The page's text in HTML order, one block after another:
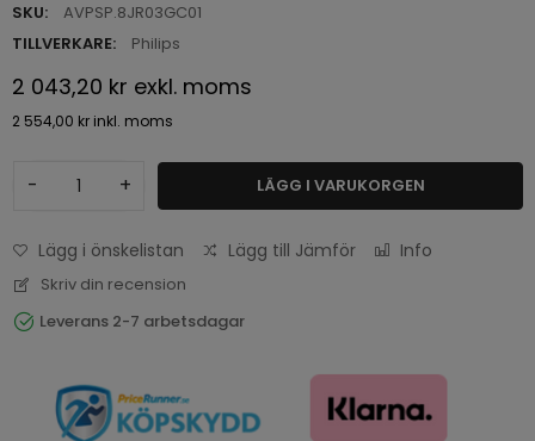
SKU:
AVPSP.8JR03GC01
TILLVERKARE:
Philips
2 043,20 kr exkl. moms
2 554,00 kr inkl. moms
- + LÄGG I VARUKORGEN
Lägg i önskelistan Lägg till Jämför Info
Skriv din recension
Leverans 2-7 arbetsdagar